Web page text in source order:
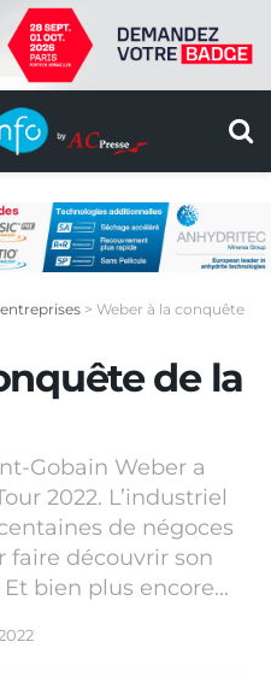
> Weber à la conquête
de la
Gobain Weber a
2022. L’industriel
de négoces
faire découvrir son
bien plus encore...